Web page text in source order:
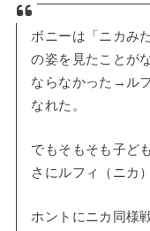
ボニーは「ニカみ
の姿を見たことが
ならなかった→ル
なれた。
でもそもそも子ど
さにルフィ（ニカ
ホントにニカ同様